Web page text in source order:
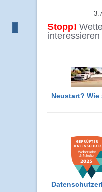
Stopp!
Neustart?